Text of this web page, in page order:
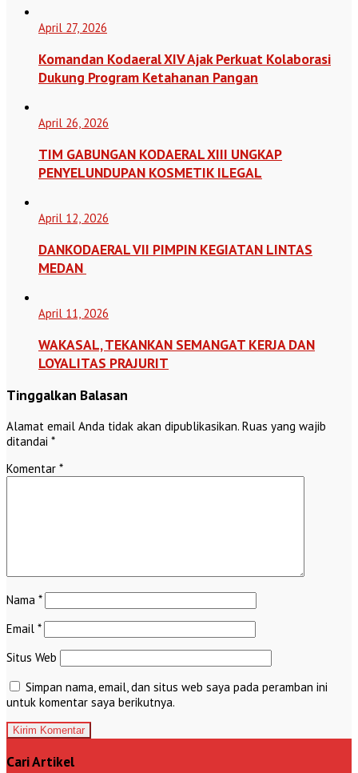
April 27, 2026
Komandan Kodaeral XIV Ajak Perkuat Kolaborasi
Dukung Program Ketahanan Pangan
April 26, 2026
TIM GABUNGAN KODAERAL XIII UNGKAP
PENYELUNDUPAN KOSMETIK ILEGAL
April 12, 2026
DANKODAERAL VII PIMPIN KEGIATAN LINTAS
MEDAN
April 11, 2026
WAKASAL, TEKANKAN SEMANGAT KERJA DAN
LOYALITAS PRAJURIT
Tinggalkan Balasan
Alamat email Anda tidak akan dipublikasikan. Ruas yang wajib
ditandai *
Komentar *
Nama *
Email *
Situs Web
Simpan nama, email, dan situs web saya pada peramban ini
untuk komentar saya berikutnya.
Cari Artikel